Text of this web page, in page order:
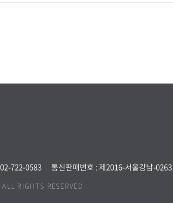
722-0583 통신판매번호 : 제2016-서울강남-
RIGHTS RESERVED